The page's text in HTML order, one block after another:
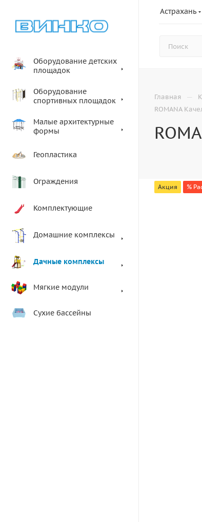
Астрахань
Оборудование детских
площадок
Оборудование
спортивных площадок
Малые архитектурные
формы
Геопластика
Ограждения
Комплектующие
Домашние комплексы
Дачные комплексы
Мягкие модули
Сухие бассейны
Главная —
ROMANA
Акция %